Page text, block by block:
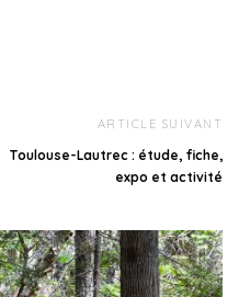
ARTICLE SUIVANT
Toulouse-Lautrec : étude, fiche,
expo et activité